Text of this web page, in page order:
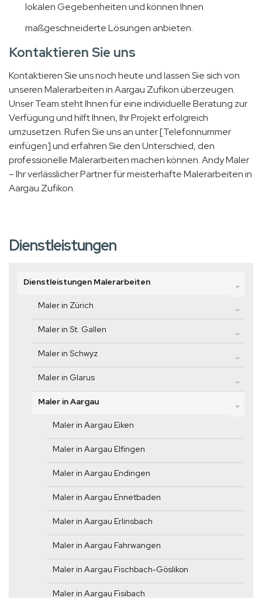
lokalen Gegebenheiten und können Ihnen
maßgeschneiderte Lösungen anbieten.
Kontaktieren Sie uns
Kontaktieren Sie uns noch heute und lassen Sie sich von
unseren Malerarbeiten in Aargau Zufikon überzeugen.
Unser Team steht Ihnen für eine individuelle Beratung zur
Verfügung und hilft Ihnen, Ihr Projekt erfolgreich
umzusetzen. Rufen Sie uns an unter [Telefonnummer
einfügen] und erfahren Sie den Unterschied, den
professionelle Malerarbeiten machen können. Andy Maler
– Ihr verlässlicher Partner für meisterhafte Malerarbeiten in
Aargau Zufikon.
Dienstleistungen
Dienstleistungen Malerarbeiten
Maler in Zürich
Maler in St. Gallen
Maler in Schwyz
Maler in Glarus
Maler in Aargau
Maler in Aargau Eiken
Maler in Aargau Elfingen
Maler in Aargau Endingen
Maler in Aargau Ennetbaden
Maler in Aargau Erlinsbach
Maler in Aargau Fahrwangen
Maler in Aargau Fischbach-Göslikon
Maler in Aargau Fisibach